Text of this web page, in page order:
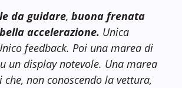
da guidare, buona frenata
bella accelerazione. Unica
feedback. Poi una marea di
un display notevole. Una marea
non conoscendo la vettura,